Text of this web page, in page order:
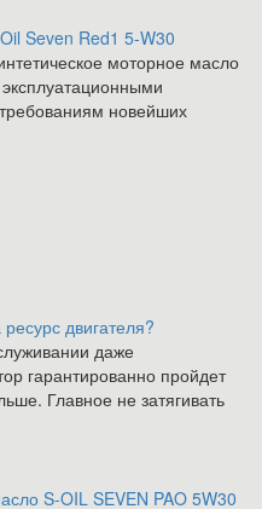
Seven Red1 5-W30
моторное масло
новейших
двигателя?
даже
гарантированно пройдет
Главное не затягивать
S-OIL SEVEN PAO 5W30